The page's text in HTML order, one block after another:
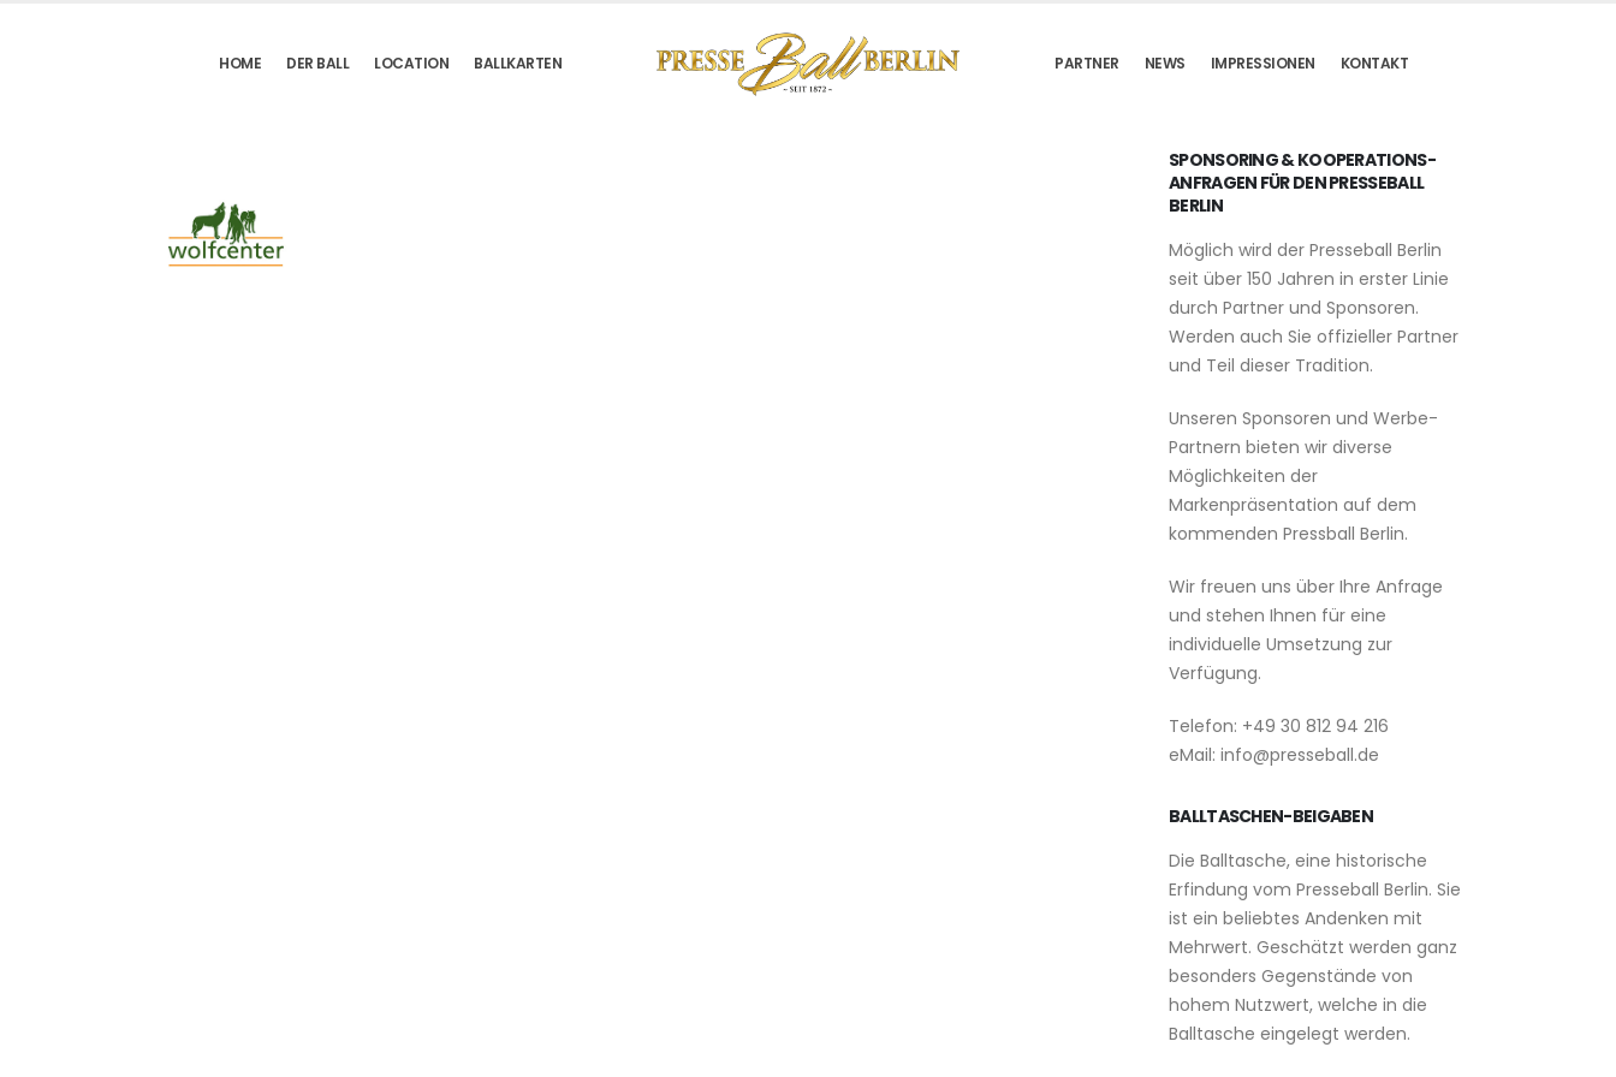
HOME DER BALL LOCATION BALLKARTEN PARTNER NEWS IMPRESSIONEN KONTAKT
SPONSORING & KOOPERATIONS-
ANFRAGEN FÜR DEN PRESSEBALL
BERLIN
Möglich wird der Presseball Berlin
seit über 150 Jahren in erster Linie
durch Partner und Sponsoren.
Werden auch Sie offizieller Partner
und Teil dieser Tradition.
Unseren Sponsoren und Werbe-
Partnern bieten wir diverse
Möglichkeiten der
Markenpräsentation auf dem
kommenden Pressball Berlin.
Wir freuen uns über Ihre Anfrage
und stehen Ihnen für eine
individuelle Umsetzung zur
Verfügung.
Telefon: +49 30 812 94 216
eMail: info@presseball.de
BALLTASCHEN-BEIGABEN
Die Balltasche, eine historische
Erfindung vom Presseball Berlin. Sie
ist ein beliebtes Andenken mit
Mehrwert. Geschätzt werden ganz
besonders Gegenstände von
hohem Nutzwert, welche in die
Balltasche eingelegt werden.